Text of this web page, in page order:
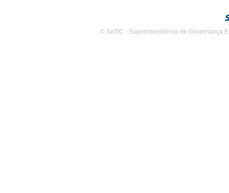
© SeTIC - Superintendência de Governança